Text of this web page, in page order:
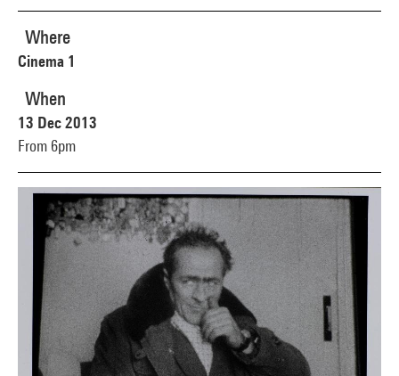
Where
Cinema 1
When
13 Dec 2013
From 6pm